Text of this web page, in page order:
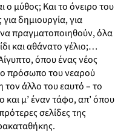
ο μύθος; Και το όνειρο του
δημιουργία, για
πραγματοποιηθούν, όλα
και αθάνατο γέλιο;…
όπου ένας νέος
πρόσωπο του νεαρού
τον άλλο του εαυτό – το
και μ’ έναν τάφο, απ’ όπου
σελίδες της